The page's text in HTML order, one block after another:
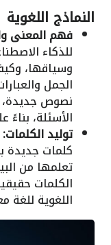
النماذج اللغوية
فهم المعنى
وسياقها،
الجمل
نصوص جديدة،
الأسئلة،
توليد الكلمات:
كلمات جديدة
تعلمها من
الكلمات
اللغوية للغة